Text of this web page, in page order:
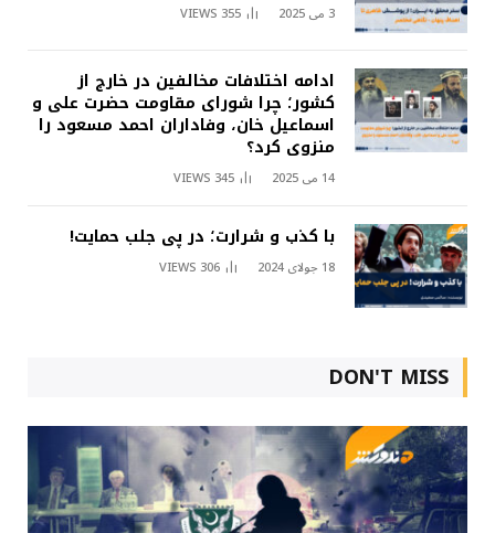
3 می 2025 355
VIEWS
ادامه اختلافات مخالفین در خارج از
کشور؛ چرا شورای مقاومت حضرت علی و
اسماعیل خان، وفاداران احمد مسعود را
منزوی کرد؟
14 می 2025 345
VIEWS
با کذب و شرارت؛ در پی جلب حمایت!
18 جولای 2024 306
VIEWS
DON'T MISS